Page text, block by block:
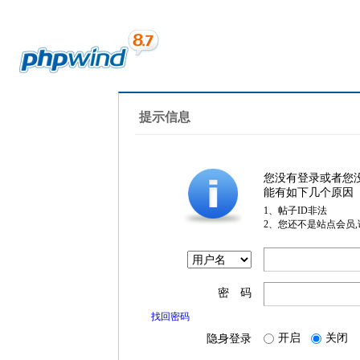
提示信息
您没有登录或者您
能有如下几个原因
1、帖子ID非法
2、您还不是站点会员
密 码
找回密码
隐身登录 开启 关闭